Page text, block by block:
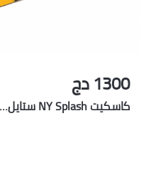
1300 دج
كاسكيت NY Splash ستايل…